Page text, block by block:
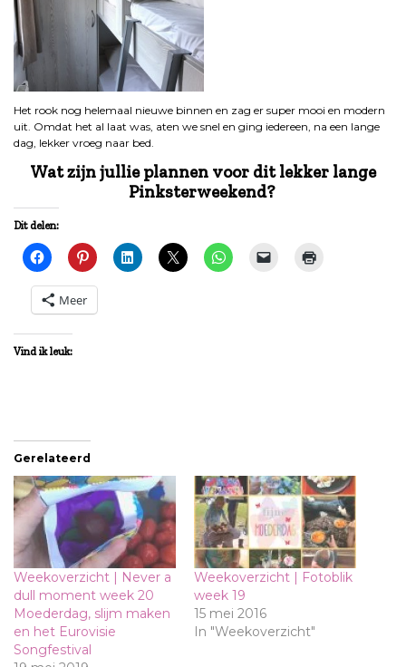
Het rook nog helemaal nieuwe binnen en zag er super mooi en modern
uit. Omdat het al laat was, aten we snel en ging iedereen, na een lange
dag, lekker vroeg naar bed.
Wat zijn jullie plannen voor dit lekker lange
Pinksterweekend?
Dit delen:
Meer
Vind ik leuk:
Gerelateerd
Weekoverzicht | Never a
dull moment week 20
Moederdag, slijm maken
en het Eurovisie
Songfestival
Weekoverzicht | Fotoblik
week 19
15 mei 2016
In "Weekoverzicht"